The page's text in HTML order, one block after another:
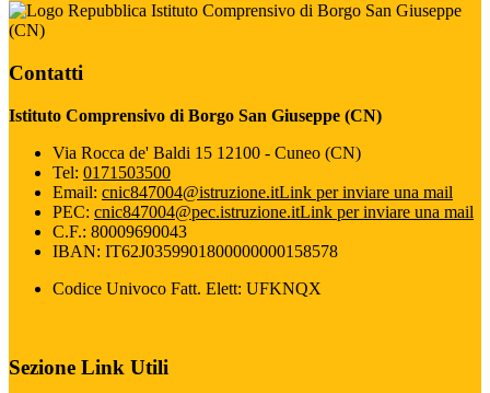
Istituto Comprensivo di Borgo San Giuseppe
(CN)
Contatti
Istituto Comprensivo di Borgo San Giuseppe (CN)
Via Rocca de' Baldi 15 12100 - Cuneo (CN)
Tel: 0171503500
Email: cnic847004@istruzione.itLink per inviare una mail
PEC: cnic847004@pec.istruzione.itLink per inviare una mail
C.F.: 80009690043
IBAN: IT62J0359901800000000158578
Codice Univoco Fatt. Elett: UFKNQX
Sezione Link Utili